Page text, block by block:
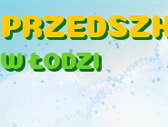
W ŁODZI